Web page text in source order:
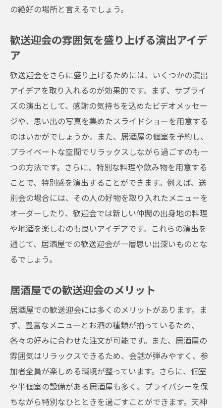
居酒屋での歓送迎会がもたらす効果
で迎える歓送迎会
居酒屋での歓送迎会の楽しみ方
天神橋筋六丁目駅エリアのおすすめ居酒屋
歓送迎会を盛り上げる演出アイデア
居酒屋での思い出作りの秘訣
心に残るひとときを過ごすために
の絶好の場所と言えるでしょう。
歓送迎会の雰囲気を盛り上げる演出アイデ
ア
歓送迎会をさらに盛り上げるためには、いくつかの演出
アイデアを取り入れるのが効果的です。まず、サプライ
ズの演出として、感謝の気持ちを込めたビデオメッセー
ジや、思い出の写真を集めたスライドショーを用意する
のはいかがでしょうか。また、居酒屋の個室を予約し、
プライベートな空間でリラックスしながら過ごすのも一
つの方法です。さらに、特別な料理や飲み物を用意する
ことで、特別感を演出することができます。例えば、送
別会の場合には、その人の好物を取り入れたメニューを
オーダーしたり、歓迎会では新しい仲間の出身地の料理
や地酒を楽しむのも良いアイデアです。これらの演出を
通じて、居酒屋での歓送迎会が一層思い出深いものとな
るでしょう。
居酒屋での歓送迎会のメリット
居酒屋での歓送迎会には多くのメリットがあります。ま
ず、豊富なメニューとお酒の種類が揃っているため、
各々の好みに合わせた注文が可能です。また、居酒屋の
雰囲気はリラックスできるため、会話が弾みやすく、参
加者全員が楽しめる環境が整っています。さらに、個室
や半個室の設備がある居酒屋も多く、プライバシーを保
ちながら特別なひとときを過ごすことができます。天神